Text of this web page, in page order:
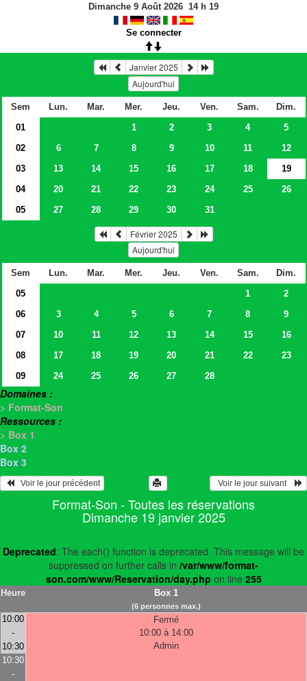
Dimanche 9 Août 2026 14h 19
Se connecter
Janvier 2025
Aujourd'hui
Sem Lun. Mar. Mer. Jeu. Ven. Sam.
Dim.
01
1 2 3 4
5
02
6 7 8 9 10 11
12
03
13 14 15 16 17 18
19
04
20 21 22 23 24 25
26
05
27 28 29 30 31
Février 2025
Aujourd'hui
Sem Lun. Mar. Mer. Jeu. Ven. Sam.
Dim.
05
1
2
06
3 4 5 6 7 8
9
07
10 11 12 13 14 15
16
08
17 18 19 20 21 22
23
09
24 25 26 27 28
Domaines :
> Format-Son
Ressources :
> Box 1
Box 2
Box 3
   Voir le jour précédent
  Voir le jour suivant
Format-Son - Toutes les réservations
Dimanche 19 janvier 2025
Deprecated: The each() function is deprecated. This message will be
suppressed on further calls in /var/www/format-
son.com/www/Reservation/day.php on line 255
Heure Box 1
(6 personnes max.)
10:00
-
10:30
Fermé
10:00 à 14:00
Admin
10:30
-